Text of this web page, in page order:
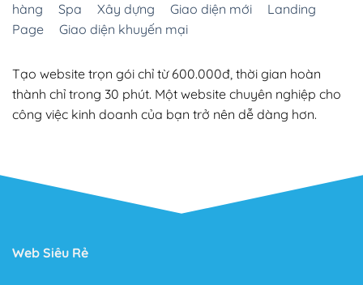
hàng
Spa Xây dựng Giao diện mới
Landing
Page
Giao diện khuyến mại
Tạo website trọn gói chỉ từ 600.000đ, thời gian hoàn
thành chỉ trong 30 phút. Một website chuyên nghiệp cho
công việc kinh doanh của bạn trở nên dễ dàng hơn.
Web Siêu Rẻ